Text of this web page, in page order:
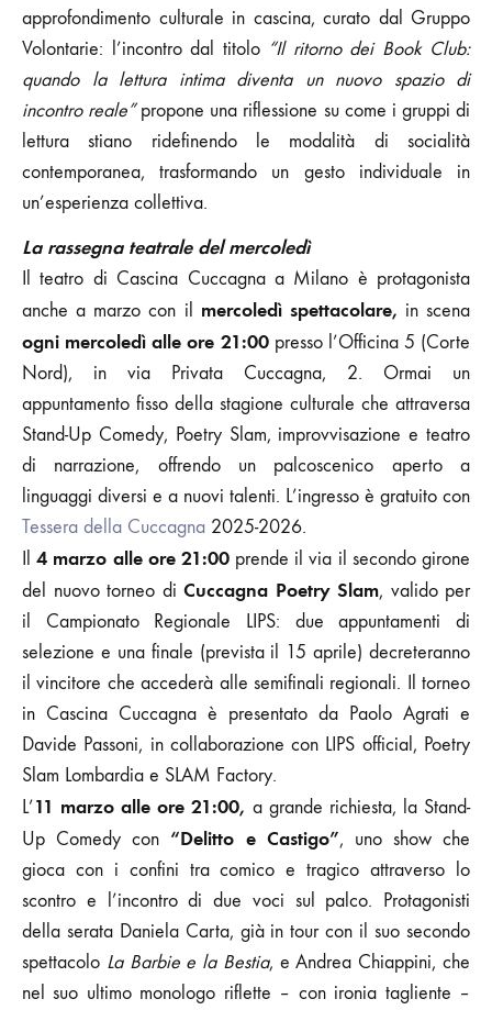
approfondimento culturale in cascina, curato dal Gruppo
Volontarie: l’incontro dal titolo “Il ritorno dei Book Club:
quando la lettura intima diventa un nuovo spazio di
incontro reale”propone una riflessione su come i gruppi di
lettura stiano ridefinendo le modalità di socialità
contemporanea, trasformando un gesto individuale in
un’esperienza collettiva.
La rassegna teatrale del mercoledì
Il teatro di Cascina Cuccagna a Milano è protagonista
anche a marzo con il
mercoledì spettacolare, in scena
ogni mercoledì alle ore 21:00presso l’Officina 5 (Corte
Nord), in via Privata Cuccagna, 2. Ormai un
appuntamento fisso della stagione culturale che attraversa
Stand-Up Comedy, Poetry Slam, improvvisazione e teatro
di narrazione, offrendo un palcoscenico aperto a
linguaggi diversi e a nuovi talenti. L’ingresso è gratuito con
Tessera della Cuccagna 2025-2026.
Il4 marzo alle ore 21:00prende il via il secondo girone
del nuovo torneo di Cuccagna Poetry Slam, valido per
il Campionato Regionale LIPS: due appuntamenti di
selezione e una finale (prevista il 15 aprile) decreteranno
il vincitore che accederà alle semifinali regionali. Il torneo
in Cascina Cuccagna è presentato da Paolo Agrati e
Davide Passoni, in collaborazione con LIPS official, Poetry
Slam Lombardia e SLAM Factory.
L’11 marzo alle ore 21:00, a grande richiesta, la Stand-
Up Comedy con “Delitto e Castigo”, uno show che
gioca con i confini tra comico e tragico attraverso lo
scontro e l’incontro di due voci sul palco. Protagonisti
della serata Daniela Carta, già in tour con il suo secondo
spettacolo La Barbie e la Bestia, e Andrea Chiappini, che
nel suo ultimo monologo riflette – con ironia tagliente –